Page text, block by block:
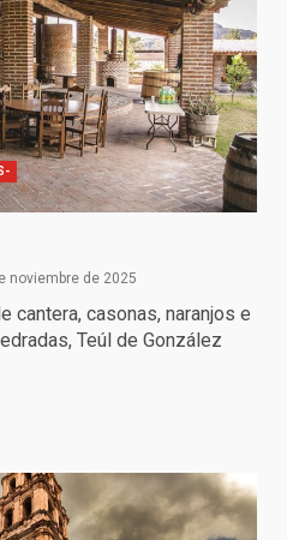
noviembre de 2025
cantera, casonas, naranjos e
Teúl de González